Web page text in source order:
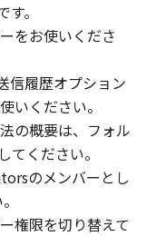
ットワークを
上で、かかる
すが、かかる
書上の義務お
その履行に関
す。
本ソフトウ
ップとして、
することがで
。
をお使いくださ
信履歴オプション
いください。
の概要は、フォル
ください。
のメンバーとし
権限を切り替えて